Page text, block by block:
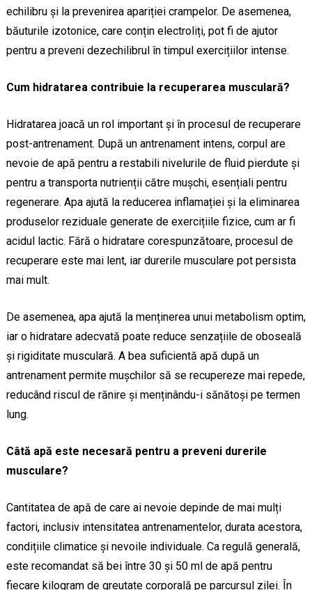
echilibru și la prevenirea apariției crampelor. De asemenea,
băuturile izotonice, care conțin electroliți, pot fi de ajutor
pentru a preveni dezechilibrul în timpul exercițiilor intense.
Cum hidratarea contribuie la recuperarea musculară?
Hidratarea joacă un rol important și în procesul de recuperare
post-antrenament. După un antrenament intens, corpul are
nevoie de apă pentru a restabili nivelurile de fluid pierdute și
pentru a transporta nutrienții către mușchi, esențiali pentru
regenerare. Apa ajută la reducerea inflamației și la eliminarea
produselor reziduale generate de exercițiile fizice, cum ar fi
acidul lactic. Fără o hidratare corespunzătoare, procesul de
recuperare este mai lent, iar durerile musculare pot persista
mai mult.
De asemenea, apa ajută la menținerea unui metabolism optim,
iar o hidratare adecvată poate reduce senzațiile de oboseală
și rigiditate musculară. A bea suficientă apă după un
antrenament permite mușchilor să se recupereze mai repede,
reducând riscul de rănire și menținându-i sănătoși pe termen
lung.
Câtă apă este necesară pentru a preveni durerile
musculare?
Cantitatea de apă de care ai nevoie depinde de mai mulți
factori, inclusiv intensitatea antrenamentelor, durata acestora,
condițiile climatice și nevoile individuale. Ca regulă generală,
este recomandat să bei între 30 și 50 ml de apă pentru
fiecare kilogram de greutate corporală pe parcursul zilei. În